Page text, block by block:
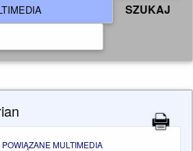
SZUKAJ
POWIĄZANE MULTIMEDIA